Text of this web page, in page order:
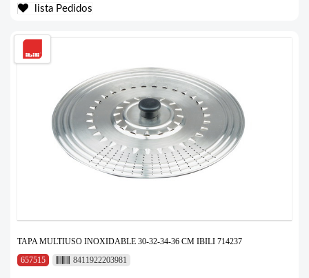
lista Pedidos
TAPA MULTIUSO INOXIDABLE 30-32-34-36 CM IBILI 714237
657515
8411922203981